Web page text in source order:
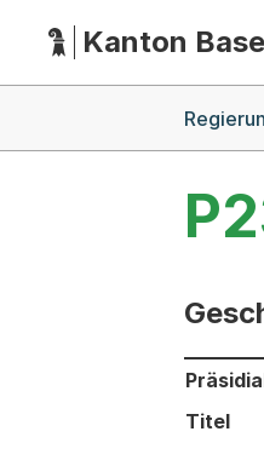
Hauptnavigation
Kanton
Titel